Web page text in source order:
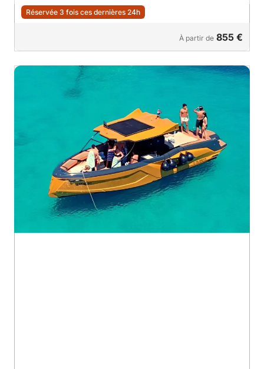
Réservée 3 fois ces dernières 24h
À partir de 855 €